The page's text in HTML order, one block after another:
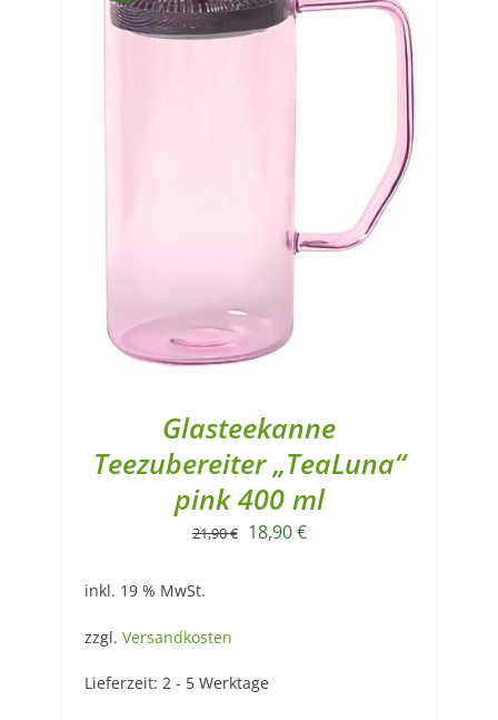
Glasteekanne
Teezubereiter „TeaLuna“
pink 400 ml
21,90€ Ursprünglicher
18,90€Aktueller
inkl. 19 % MwSt.
zzgl. Versandkosten
Lieferzeit: 2 - 5 Werktage